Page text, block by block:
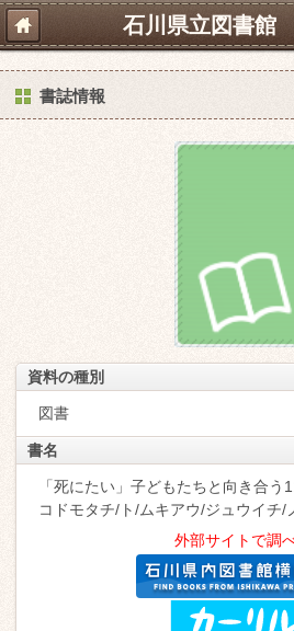
石川県立図書館
書誌情報
資料の種別
図書
書名
「死にたい」子どもたちと向き合
コドモタチ/ト/ムキアウ/ジュウイチ/
外部サイトで調